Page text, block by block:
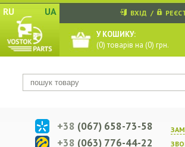
RU UA ВХІД /
У КОШИКУ:
(0) товарів на (0) грн.
+38 (067) 658-73-58
+38 (063) 776-44-22